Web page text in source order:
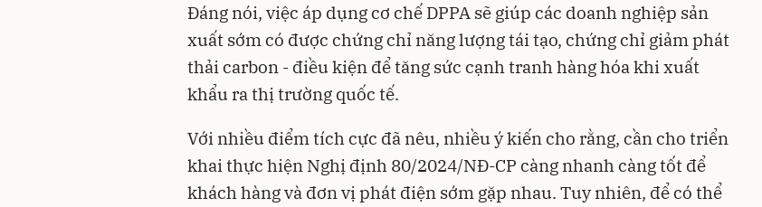
Đáng nói, việc áp dụng cơ chế DPPA sẽ giúp các doanh nghiệp sản
xuất sớm có được chứng chỉ năng lượng tái tạo, chứng chỉ giảm phát
thải carbon - điều kiện để tăng sức cạnh tranh hàng hóa khi xuất
khẩu ra thị trường quốc tế.
Với nhiều điểm tích cực đã nêu, nhiều ý kiến cho rằng, cần cho triển
khai thực hiện Nghị định 80/2024/NĐ-CP càng nhanh càng tốt để
khách hàng và đơn vị phát điện sớm gặp nhau. Tuy nhiên, để có thể